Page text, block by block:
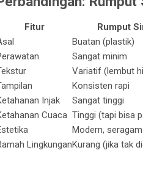
Fitur Rumput
Buatan (plastik)
Sangat minim
Variatif (lembut
Konsisten rapi
Injak
Sangat tinggi
Cuaca Tinggi (tapi bisa
Modern, seragam
LingkunganKurang (jika tak